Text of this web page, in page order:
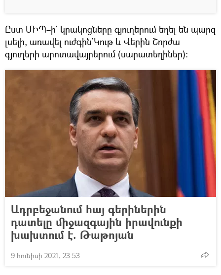
Ըստ ՄԻՊ–ի` կրակոցները գյուղերում եղել են պարզ
լսելի, առավել ուժգին`Կութ և Վերին Շորժա
գյուղերի արոտավայրերում (սարատեղիներ):
Ադրբեջանում հայ գերիներին
դատելը միջազգային իրավունքի
խախտում է. Թաթոյան
9 հունիսի 2021, 23:53